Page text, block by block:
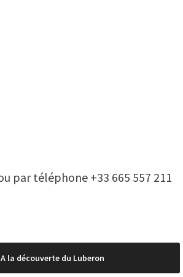
par téléphone +33 665 557 211
A la découverte du Luberon